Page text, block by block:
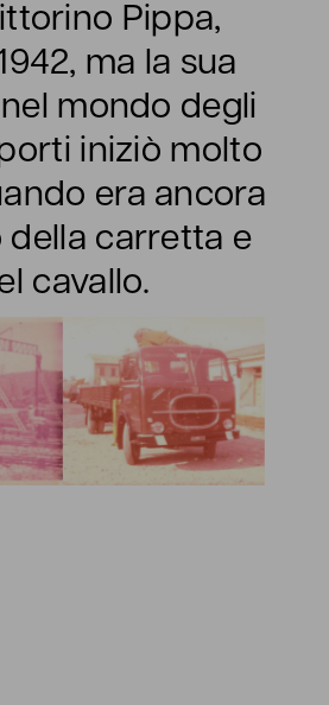
Pippa,
ma la sua
mondo degli
iniziò molto
era ancora
della carretta e
cavallo.